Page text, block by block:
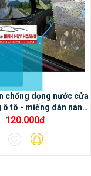
và tích hợp bản đồ
có thể sử dụng bản
chống dọng nước cửa
ô tô - miếng dán nano
ô tô
120.000đ